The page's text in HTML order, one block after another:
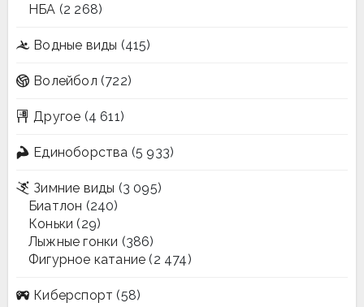
НБА (2 268)
Водные виды (415)
Волейбол (722)
Другое (4 611)
Единоборства (5 933)
Зимние виды (3 095)
Биатлон (240)
Коньки (29)
Лыжные гонки (386)
Фигурное катание (2 474)
Киберспорт (58)